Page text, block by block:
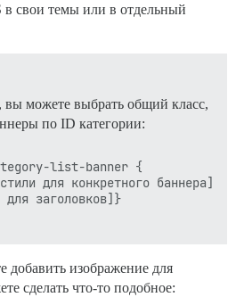
свои темы или в отдельный
вы можете выбрать общий класс,
по ID категории:
list-banner {
для конкретного баннера] }
для заголовков]}
добавить изображение для
сделать что-то подобное: